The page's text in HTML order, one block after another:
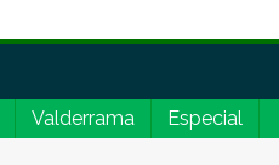
Valderrama Especial